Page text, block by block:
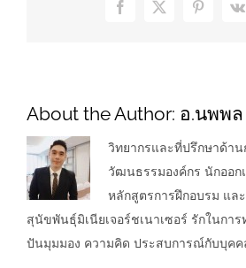
Facebook
X Pinterest
Vk
About the Author: อ.นพพ
วิทยากรและที่ปรึกษาด้า
วัฒนธรรมองค์กร นักออก
หลักสูตรการฝึกอบรม แล
สุนัขพันธุ์มิเนียเจอร์ชเนาเซอร์ รักในกา
ปันมุมมอง ความคิด ประสบการณ์กับบุคค